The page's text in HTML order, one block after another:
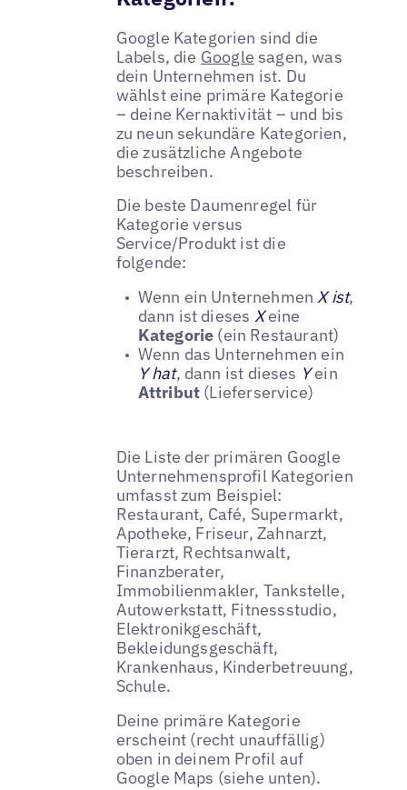
Google Kategorien sind die
Labels, die Google sagen, was
dein Unternehmen ist. Du
wählst eine primäre Kategorie
– deine Kernaktivität – und bis
zu neun sekundäre Kategorien,
die zusätzliche Angebote
beschreiben.
Die beste Daumenregel für
Kategorie versus
Service/Produkt ist die
folgende:
Wenn ein UnternehmenX ist,
dann ist dieses Xeine
Kategorie (ein Restaurant)
Wenn das Unternehmen ein
Y hat, dann ist dieses Yein
Attribut (Lieferservice)
Die Liste der primären Google
Unternehmensprofil Kategorien
umfasst zum Beispiel:
Restaurant, Café, Supermarkt,
Apotheke, Friseur, Zahnarzt,
Tierarzt, Rechtsanwalt,
Finanzberater,
Immobilienmakler, Tankstelle,
Autowerkstatt, Fitnessstudio,
Elektronikgeschäft,
Bekleidungsgeschäft,
Krankenhaus, Kinderbetreuung,
Schule.
Deine primäre Kategorie
erscheint (recht unauffällig)
oben in deinem Profil auf
Google Maps (siehe unten).